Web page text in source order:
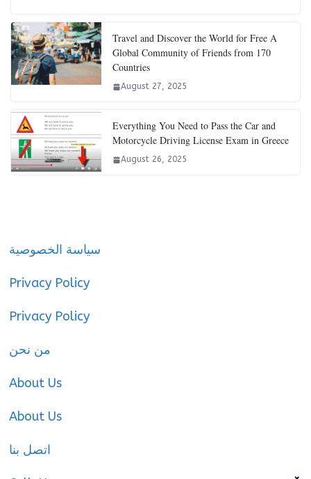
Travel and Discover the World for Free A
Global Community of Friends from 170
Countries
August 27, 2025
Everything You Need to Pass the Car and
Motorcycle Driving License Exam in Greece
August 26, 2025
سياسة الخصوصية
Privacy Policy
Privacy Policy
من نحن
About Us
About Us
اتصل بنا